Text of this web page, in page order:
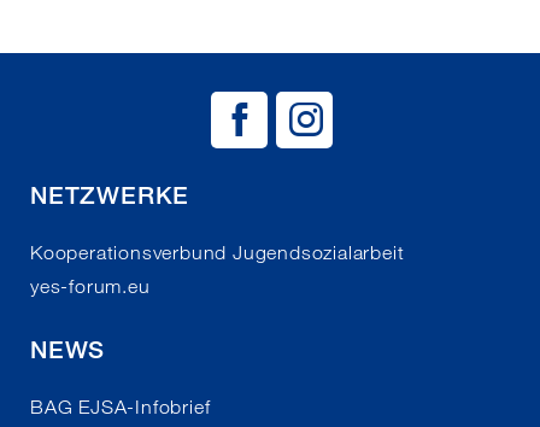
NETZWERKE
Kooperationsverbund Jugendsozialarbeit
yes-forum.eu
NEWS
BAG EJSA-Infobrief
BAG EJSA